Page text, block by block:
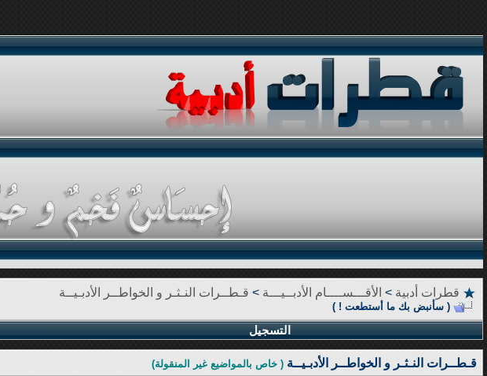
قطرات أدبية > الأقـــســــام الأدبــيـــة > قـطــرات النـثـر و الخواطــر الأدبـيــة
( سأنبض بك ما أستطعت ! )
التسجيل
قـطــرات النـثـر و الخواطــر الأدبـيــة ( خاص بالمواضيع غير المنقولة)